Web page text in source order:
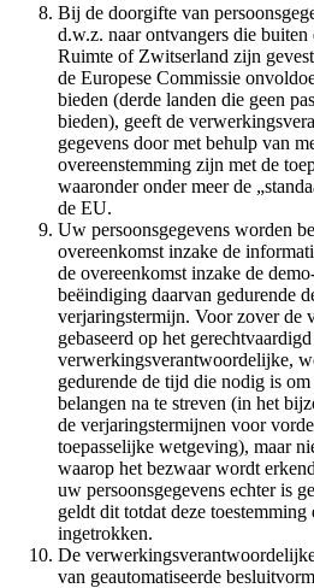
Bij de doorgifte van
d.w.z. naar ontvangers die
Ruimte of Zwitserland zijn
de Europese Commissie
bieden (derde landen die geen
bieden), geeft de
gegevens door met behulp van
overeenstemming zijn met de
waaronder onder meer de
de EU.
Uw persoonsgegevens worden
overeenkomst inzake de
de overeenkomst inzake de
beëindiging daarvan gedurende
verjaringstermijn. Voor zover de
gebaseerd op het
verwerkingsverantwoordelijke,
gedurende de tijd die nodig is
belangen na te streven (in het
de verjaringstermijnen voor
toepasselijke wetgeving), maar
waarop het bezwaar wordt
uw persoonsgegevens echter is
geldt dit totdat deze
ingetrokken.
De
van geautomatiseerde